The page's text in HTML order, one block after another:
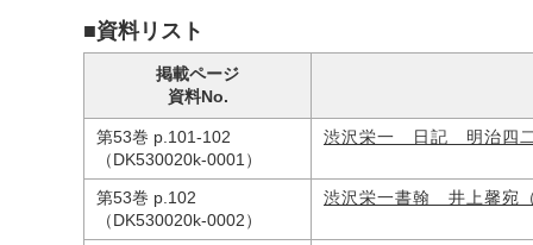
■資料リスト
掲載ページ
資料No.
第53巻 p.101-102
（DK530020k-0001）
渋沢栄一 日記 明治四
第53巻 p.102
（DK530020k-0002）
渋沢栄一書翰 井上馨宛